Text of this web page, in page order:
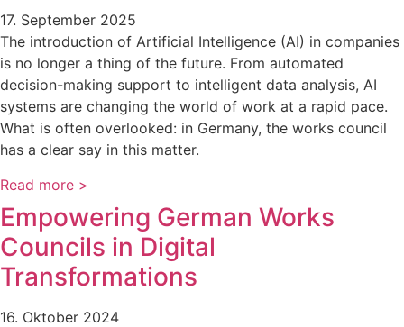
17. September 2025
The introduction of Artificial Intelligence (AI) in companies
is no longer a thing of the future. From automated
decision-making support to intelligent data analysis, AI
systems are changing the world of work at a rapid pace.
What is often overlooked: in Germany, the works council
has a clear say in this matter.
Read more >
Empowering German Works
Councils in Digital
Transformations
16. Oktober 2024